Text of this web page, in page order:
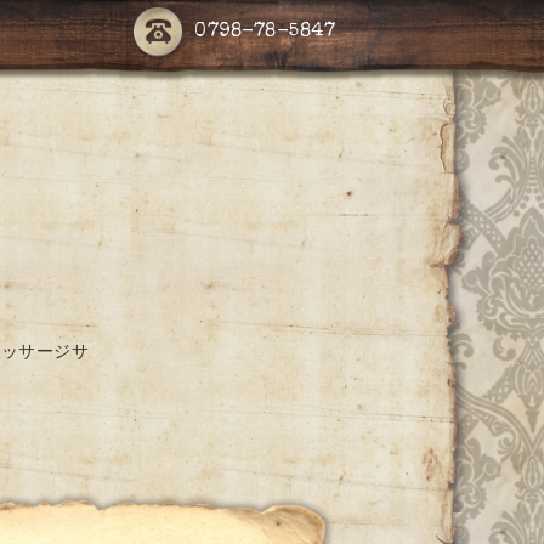
0798-78-5847
サージサ